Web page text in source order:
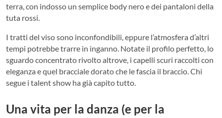
terra, con indosso un semplice body nero e dei pantaloni della
tuta rossi.
I tratti del viso sono inconfondibili, eppure l’atmosfera d’altri
tempi potrebbe trarre in inganno. Notate il profilo perfetto, lo
sguardo concentrato rivolto altrove, i capelli scuri raccolti con
eleganza e quel bracciale dorato che le fascia il braccio. Chi
segue i talent show ha già capito tutto.
Una vita per la danza (e per la